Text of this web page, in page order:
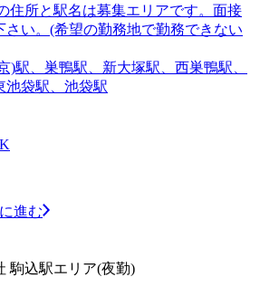
住所と駅名は募集エリアです。面接
さい。(希望の勤務地で勤務できない
)駅、巣鴨駅、新大塚駅、西巣鴨駅、
池袋駅、池袋駅
進む
駒込駅エリア(夜勤)